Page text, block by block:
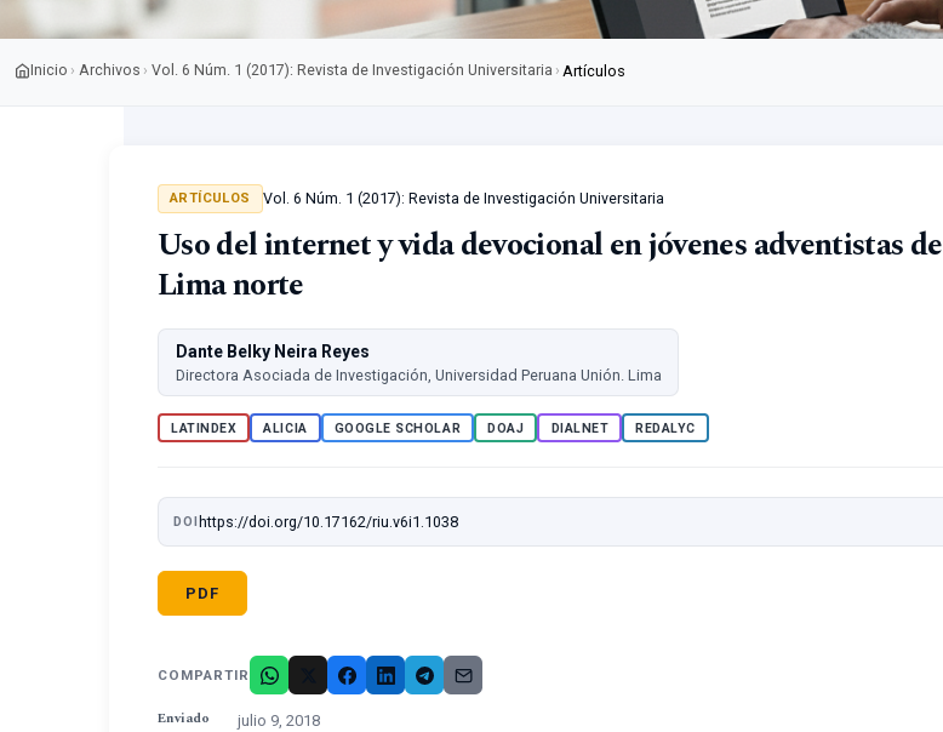
Inicio › Archivos › Vol. 6 Núm. 1 (2017): Revista de Investigación Universitaria › Artículos
ARTÍCULOS Vol. 6 Núm. 1 (2017): Revista de Investigación Universitaria
Uso del internet y vida devocional en jóvenes adventistas de
Lima norte
Dante Belky Neira Reyes
Directora Asociada de Investigación, Universidad Peruana Unión. Lima
LATINDEX ALICIA GOOGLE SCHOLAR DOAJ DIALNET REDALYC
DOI https://doi.org/10.17162/riu.v6i1.1038
PDF
COMPARTIR
Enviado julio 9, 2018